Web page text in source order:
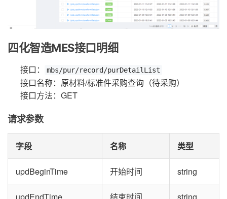
四化智造MES接口明细
接口： mbs/pur/record/purDetailList
接口名称：原材料/标准件采购查询（待采购）
接口方法：GET
请求参数
字段 名称 类型
updBeginTime 开始时间 string
updEndTime 结束时间 string